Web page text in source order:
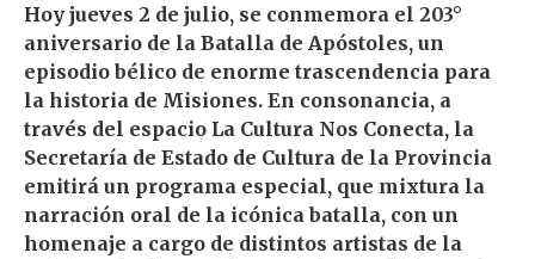
Hoy jueves 2 de julio, se conmemora el 203°
aniversario de la Batalla de Apóstoles, un
episodio bélico de enorme trascendencia para
la historia de Misiones. En consonancia, a
través del espacio La Cultura Nos Conecta, la
Secretaría de Estado de Cultura de la Provincia
emitirá un programa especial, que mixtura la
narración oral de la icónica batalla, con un
homenaje a cargo de distintos artistas de la